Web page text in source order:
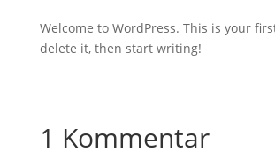
Welcome to WordPress. This is your
delete it, then start writing!
1 Kommentar